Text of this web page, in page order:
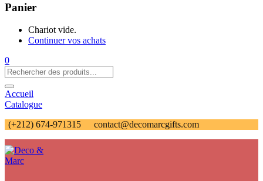
Panier
Chariot vide.
Continuer vos achats
0
Accueil
Catalogue
(+212) 674-971315
contact@decomarcgifts.com